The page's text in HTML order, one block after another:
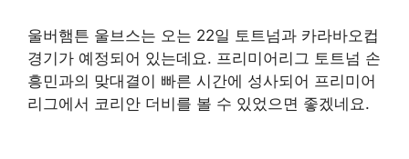
울버햄튼 울브스는 오는 22일 토트넘과 카라바오컵
경기가 예정되어 있는데요. 프리미어리그 토트넘 손
흥민과의 맞대결이 빠른 시간에 성사되어 프리미어
리그에서 코리안 더비를 볼 수 있었으면 좋겠네요.